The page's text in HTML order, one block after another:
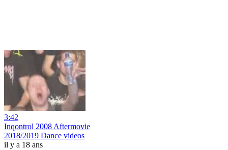
3:42
Inqontrol 2008 Aftermovie
2018/2019 Dance videos
il y a 18 ans